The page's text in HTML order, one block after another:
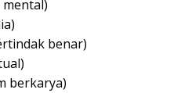
benar)
berkarya)